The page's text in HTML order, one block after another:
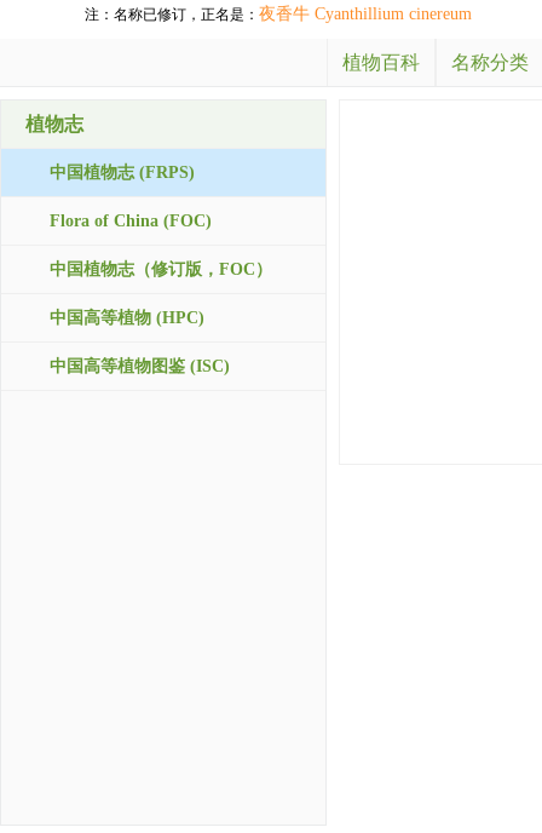
注：名称已修订，正名是： 夜香牛 Cyanthillium cinereum
植物百科 名称分类
植物志
中国植物志 (FRPS)
Flora of China (FOC)
中国植物志（修订版，FOC）
中国高等植物 (HPC)
中国高等植物图鉴 (ISC)